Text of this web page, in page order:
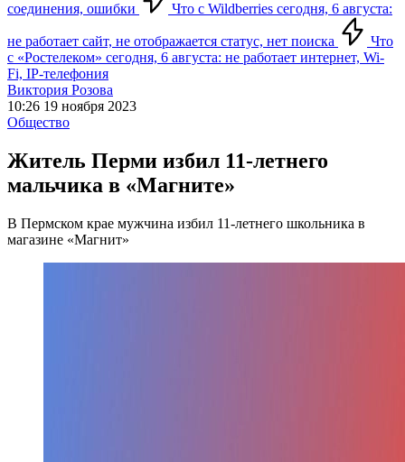
соединения, ошибки Что с Wildberries сегодня, 6 августа:
не работает сайт, не отображается статус, нет поиска
Что
с «Ростелеком» сегодня, 6 августа: не работает интернет, Wi-
Fi, IP-телефония
Виктория Розова
10:26 19 ноября 2023
Общество
Житель Перми избил 11-летнего
мальчика в «Магните»
В Пермском крае мужчина избил 11-летнего школьника в
магазине «Магнит»